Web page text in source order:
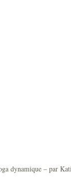
dynamique – par